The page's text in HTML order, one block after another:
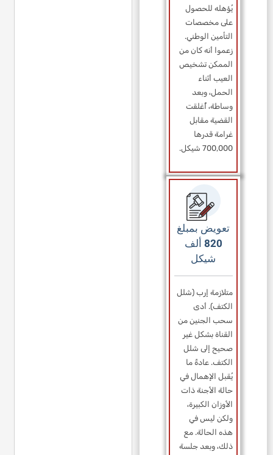
يُؤهله للحصول
على مخصصات
التأمين الوطني.
زعموا أنه كان من
الممكن تشخيص
العيب أثناء
الحمل، وبعد
وساطة، أُغلقت
القضية مقابل
غرامة قدرها
700,000 شيكل.
تعويض بمبلغ
820 ألف
شيكل
متلازمة إرب (شلل
الكتف). أدى
سحب الجنين من
القناة بشكل غير
صحيح إلى شلل
الكتف. عادةً ما
يُقبل الإهمال في
حالة الأجنة ذات
الأوزان الكبيرة،
ولكن ليس في
هذه الحالة. مع
ذلك، وبعد جلسة